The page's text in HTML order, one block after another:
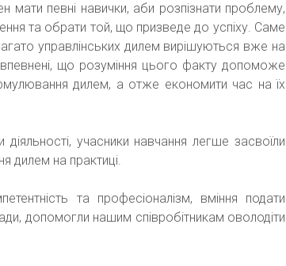
мати певні навички, аби розпізнати проблему,
та обрати той, що призведе до успіху. Саме
управлінських дилем вирішуються вже на
що розуміння цього факту допоможе
дилем, а отже економити час на їх
учасники навчання легше засвоїли
дилем на практиці.
та професіоналізм, вміння подати
допомогли нашим співробітникам оволодіти